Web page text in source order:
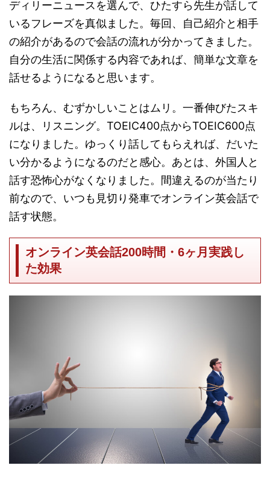
ディリーニュースを選んで、ひたすら先生が話して
いるフレーズを真似ました。毎回、自己紹介と相手
の紹介があるので会話の流れが分かってきました。
自分の生活に関係する内容であれば、簡単な文章を
話せるようになると思います。
もちろん、むずかしいことはムリ。一番伸びたスキ
ルは、リスニング。TOEIC400点からTOEIC600点
になりました。ゆっくり話してもらえれば、だいた
い分かるようになるのだと感心。あとは、外国人と
話す恐怖心がなくなりました。間違えるのが当たり
前なので、いつも見切り発車でオンライン英会話で
話す状態。
オンライン英会話200時間・6ヶ月実践し
た効果